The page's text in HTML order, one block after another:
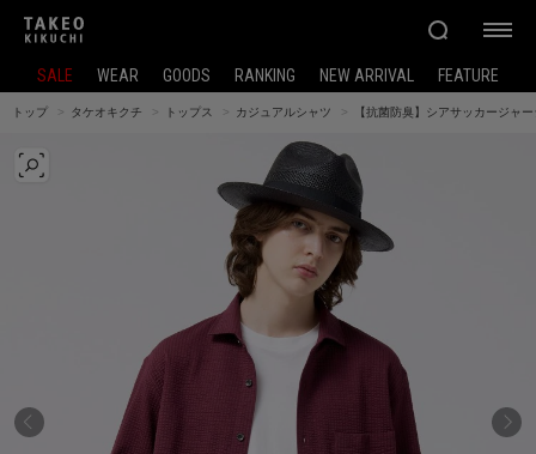
SALE WEAR GOODS RANKING NEW ARRIVAL FEATURE
トップ タケオキクチ トップス カジュアルシャツ 【抗菌防臭】シアサッカージャ